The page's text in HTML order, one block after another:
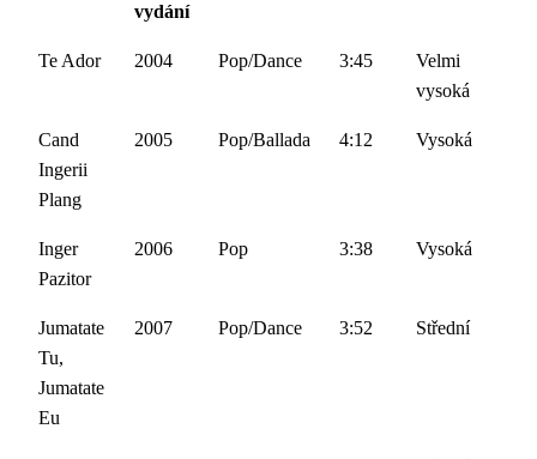
vydání
Te Ador 2004 Pop/Dance 3:45
Velmi
vysoká
Cand
Ingerii
Plang
2005 Pop/Ballada 4:12 Vysoká
Inger
Pazitor
2006 Pop 3:38 Vysoká
Jumatate
Tu,
Jumatate
Eu
2007 Pop/Dance 3:52 Střední